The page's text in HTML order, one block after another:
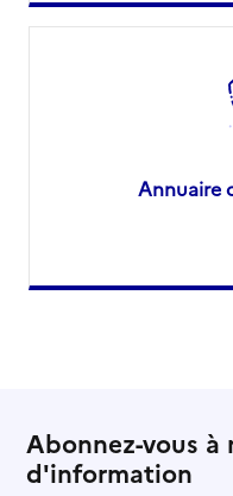
Annuaire
Abonnez-vous
d'information